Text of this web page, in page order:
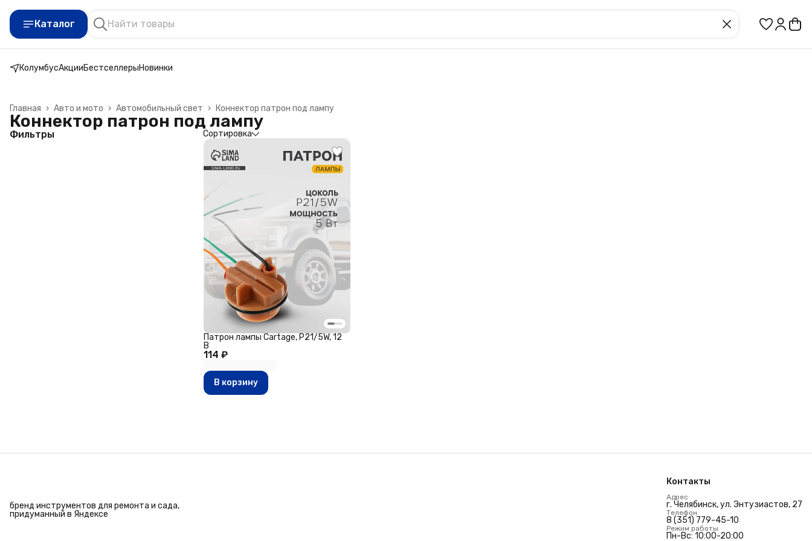
Каталог
КолумбусАкцииБестселлерыНовинки
Коннектор патрон под лампу
Автомобильный свет ›
Авто и мото ›
Главная ›
Коннектор патрон под лампу
Фильтры Сортировка
114 ₽
Патрон лампы Cartage, P21/5W, 12
В
В корзину
бренд инструментов для ремонта и сада,
придуманный в Яндексе
Контакты
Адрес
г. Челябинск, ул. Энтузиастов, 27
Телефон
8 (351) 779-45-10
Режим работы
Пн-Вс: 10:00-20:00